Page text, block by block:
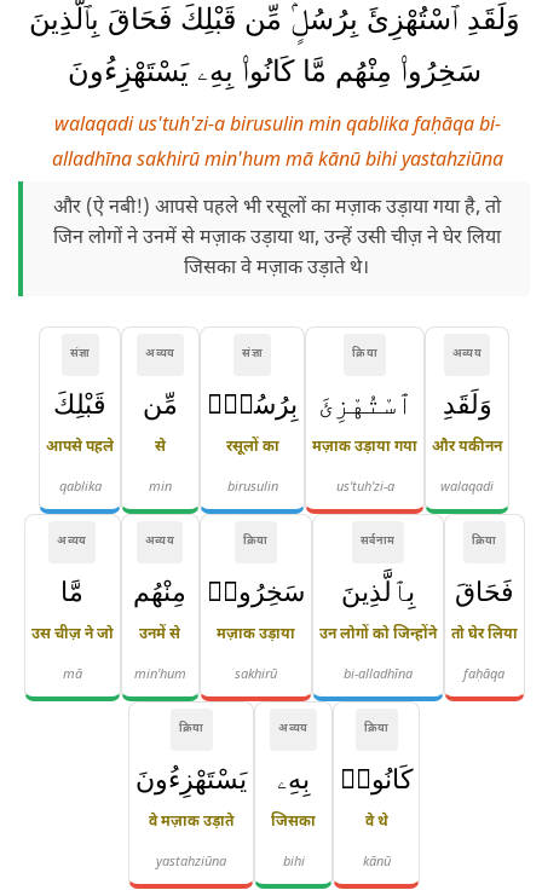
وَلَقَدِ ٱسْتُهْزِئَ بِرُسُلٍۢ مِّن قَبْلِكَ فَحَاقَ بِٱلَّذِينَ
سَخِرُوا۟ مِنْهُم مَّا كَانُوا۟ بِهِۦ يَسْتَهْزِءُونَ
walaqadi us'tuh'zi-a birusulin min qablika faḥāqa bi-
alladhīna sakhirū min'hum mā kānū bihi yastahziūna
और (ऐ नबी!) आपसे पहले भी रसूलों का मज़ाक उड़ाया गया है, तो
जिन लोगों ने उनमें से मज़ाक उड़ाया था, उन्हें उसी चीज़ ने घेर लिया
जिसका वे मज़ाक उड़ाते थे।
अव्यय
وَلَقَدِ
और यकीनन
walaqadi
क्रिया
ٱسْتُهْزِئَ
मज़ाक उड़ाया गया
us'tuh'zi-a
संज्ञा
بِرُسُلٍۢ
रसूलों का
birusulin
अव्यय
مِّن
से
min
संज्ञा
قَبْلِكَ
आपसे पहले
qablika
क्रिया
فَحَاقَ
तो घेर लिया
faḥāqa
सर्वनाम
بِٱلَّذِينَ
उन लोगों को जिन्होंने
bi-alladhīna
क्रिया
سَخِرُوا۟
मज़ाक उड़ाया
sakhirū
अव्यय
مِنْهُم
उनमें से
min'hum
अव्यय
مَّا
उस चीज़ ने जो
mā
क्रिया
كَانُوا۟
वे थे
kānū
अव्यय
بِهِۦ
जिसका
bihi
क्रिया
يَسْتَهْزِءُونَ
वे मज़ाक उड़ाते
yastahziūna